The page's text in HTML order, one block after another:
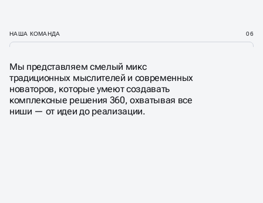
НАША КОМАНДА 06
Мы представляем смелый микс
традиционных мыслителей и современных
новаторов, которые умеют создавать
комплексные решения 360, охватывая все
ниши — от идеи до реализации.